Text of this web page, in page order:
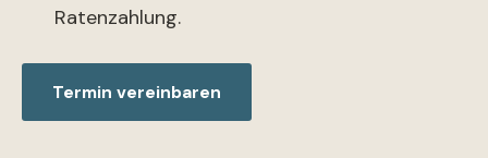
Ratenzahlung.
Termin vereinbaren